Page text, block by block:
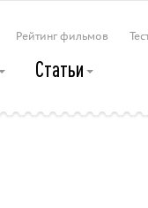
Рейтинг фильмов
Статьи